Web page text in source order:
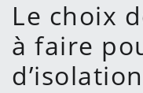
Le choix
à faire